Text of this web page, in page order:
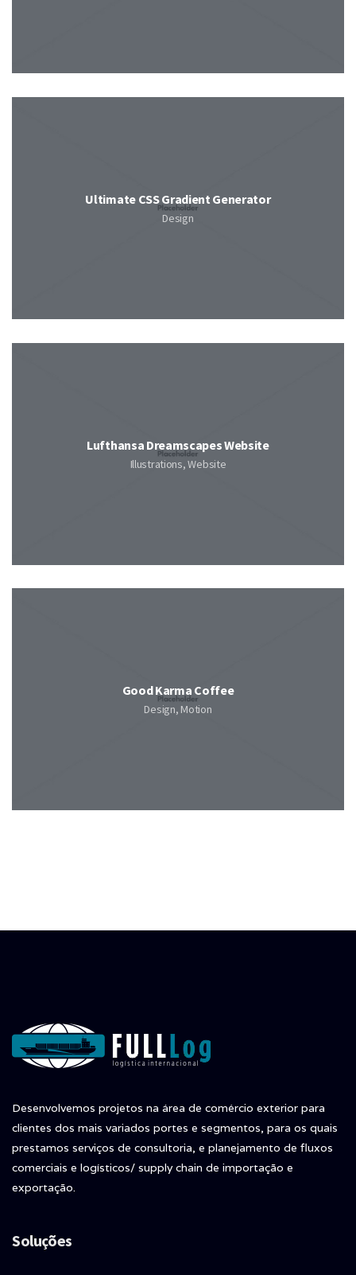
Ultimate CSS Gradient Generator
Design
Lufthansa Dreamscapes Website
Illustrations, Website
Good Karma Coffee
Design, Motion
Desenvolvemos projetos na área de comércio exterior para
clientes dos mais variados portes e segmentos, para os quais
prestamos serviços de consultoria, e planejamento de fluxos
comerciais e logísticos/ supply chain de importação e
exportação.
Soluções